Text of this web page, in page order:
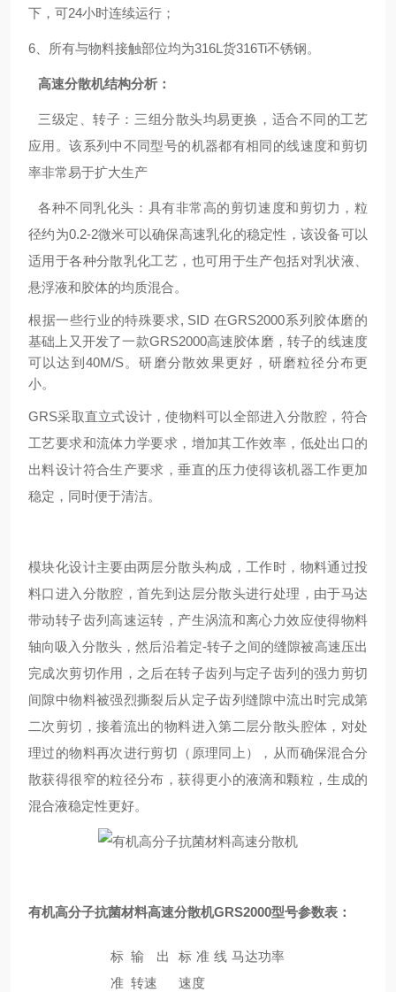
下，可24小时连续运行；
6、所有与物料接触部位均为316L货316Ti不锈钢。
高速分散机结构分析：
三级定、转子：三组分散头均易更换，适合不同的工艺
应用。该系列中不同型号的机器都有相同的线速度和剪切
率非常易于扩大生产
各种不同乳化头：具有非常高的剪切速度和剪切力，粒
径约为0.2-2微米可以确保高速乳化的稳定性， 该设备可以
适用于各种分散乳化工艺，也可用于生产包括对乳状液、
悬浮液和胶体的均质混合。
根据一些行业的特殊要求, SID 在GRS2000系列胶体磨的
基础上又开发了一款GRS2000高速胶体磨，转子的线速度
可以达到40M/S。研磨分散效果更好，研磨粒径分布更
小。
GRS采取直立式设计，使物料可以全部进入分散腔，符合
工艺要求和流体力学要求，增加其工作效率，低处出口的
出料设计符合生产要求，垂直的压力使得该机器工作更加
稳定，同时便于清洁。
模块化设计主要由两层分散头构成，工作时，物料通过投
料口进入分散腔，首先到达层分散头进行处理，由于马达
带动转子齿列高速运转，产生涡流和离心力效应使得物料
轴向吸入分散头，然后沿着定-转子之间的缝隙被高速压出
完成次剪切作用，之后在转子齿列与定子齿列的强力剪切
间隙中物料被强烈撕裂后从定子齿列缝隙中流出时完成第
二次剪切，接着流出的物料进入第二层分散头腔体，对处
理过的物料再次进行剪切（原理同上），从而确保混合分
散获得很窄的粒径分布，获得更小的液滴和颗粒，生成的
混合液稳定性更好。
有机高分子抗菌材料高速分散机GRS2000型号参数表：
标
准
输出
转速
标准线
速度
马达功率